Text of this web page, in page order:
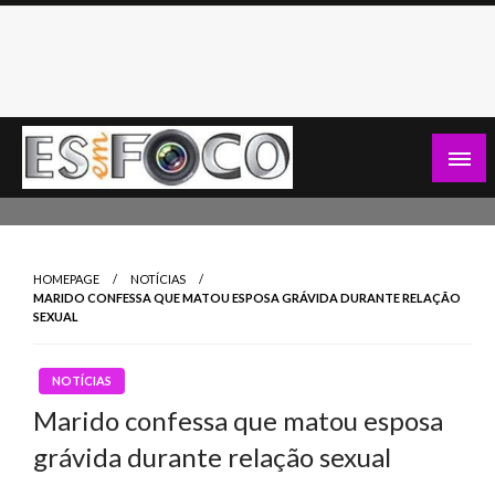
Skip
HOMEPAGE
NOTÍCIAS
MARIDO CONFESSA QUE MATOU ESPOSA GRÁVIDA DURANTE RELAÇÃO
SEXUAL
NOTÍCIAS
Marido confessa que matou esposa
grávida durante relação sexual